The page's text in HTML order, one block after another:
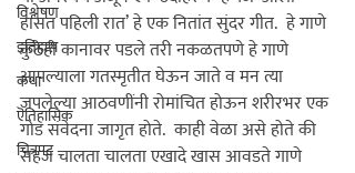
विश्लेषण
इतिहास
कथा
ऎतिहासिक
चित्रपट
हासत पहिली रात’ हे एक नितांत सुंदर गीत.  हे गाणे
कुठेही कानावर पडले तरी नकळतपणे हे गाणे
आपल्याला गतस्मृतीत घेऊन जाते व मन त्या
जपलेल्या आठवणींनी रोमांचित होऊन शरीरभर एक
गोड संवेदना जागृत होते.  काही वेळा असे होते की
सहज चालता चालता एखादे खास आवडते गाणे